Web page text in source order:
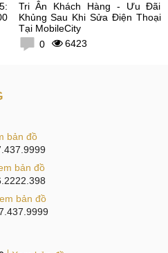
Tri Ân Khách Hàng - Ưu Đãi
Khủng Sau Khi Sửa Điện Thoại
Tại MobileCity
0
6423
bản đồ
bản đồ
bản đồ